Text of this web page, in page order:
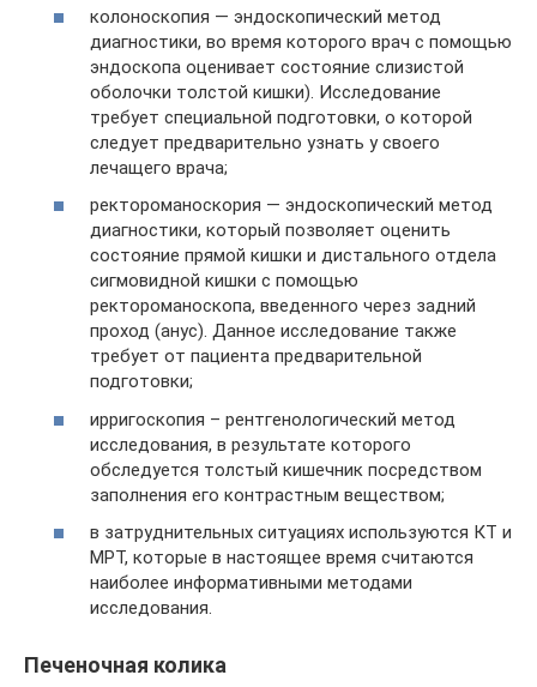
колоноскопия — эндоскопический метод
диагностики, во время которого врач с помощью
эндоскопа оценивает состояние слизистой
оболочки толстой кишки). Исследование
требует специальной подготовки, о которой
следует предварительно узнать у своего
лечащего врача;
ректороманоскория — эндоскопический метод
диагностики, который позволяет оценить
состояние прямой кишки и дистального отдела
сигмовидной кишки с помощью
ректороманоскопа, введенного через задний
проход (анус). Данное исследование также
требует от пациента предварительной
подготовки;
ирригоскопия – рентгенологический метод
исследования, в результате которого
обследуется толстый кишечник посредством
заполнения его контрастным веществом;
в затруднительных ситуациях используются КТ и
МРТ, которые в настоящее время считаются
наиболее информативными методами
исследования.
Печеночная колика